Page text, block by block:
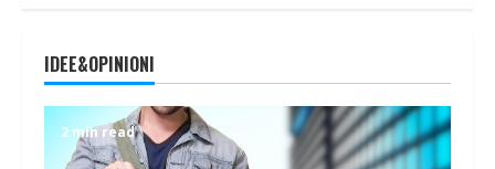
IDEE&OPINIONI
2 min read